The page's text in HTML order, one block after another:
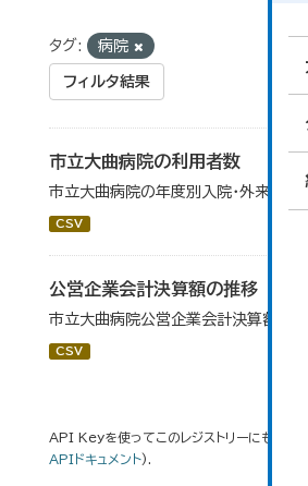
タグ: 病院
フィルタ結果
市立大曲病院の利用者数
市立大曲病院の年度別入院・外来患者数
CSV
公営企業会計決算額の推移
市立大曲病院公営企業会計決算額の年
CSV
API Keyを使ってこのレジストリーにもアク
APIドキュメント).